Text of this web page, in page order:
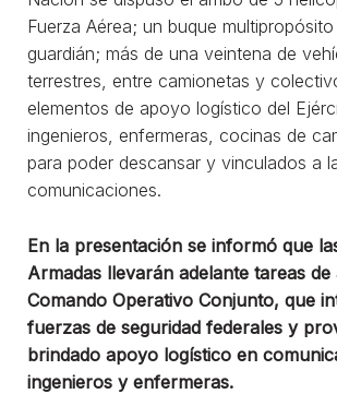
Fuerza Aérea; un buque
guardián; más de una veintena de
terrestres, entre camionetas y
elementos de apoyo logístico del
ingenieros, enfermeras, cocinas de
para poder descansar y vinculados a
comunicaciones.
En la presentación se informó que
Armadas llevarán adelante tareas de
Comando Operativo Conjunto, que
fuerzas de seguridad federales y
brindado apoyo logístico en
ingenieros y enfermeras.